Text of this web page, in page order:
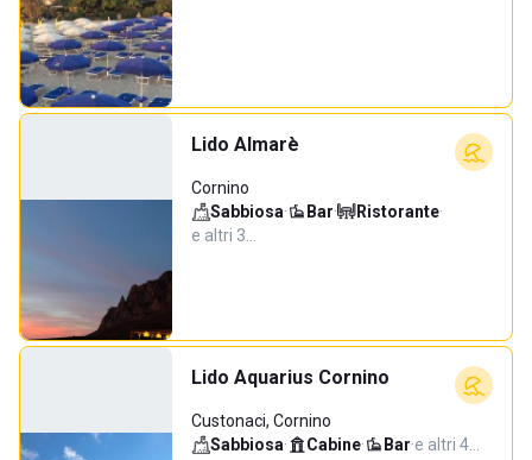
Lido Almarè
Cornino
Sabbiosa· Bar· Ristorante·
e altri 3…
Lido Aquarius Cornino
Custonaci, Cornino
Sabbiosa· Cabine· Bar·e altri 4…